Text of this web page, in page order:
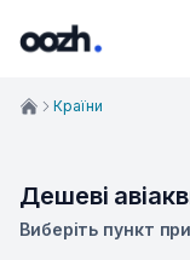
Країни
Дешеві
Виберіть пункт